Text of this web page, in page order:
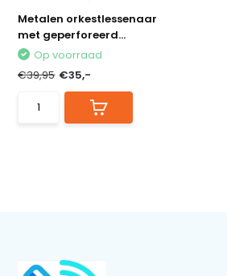
Metalen orkestlessenaar
met geperforeerd...
Op voorraad
€39,95 €35,-